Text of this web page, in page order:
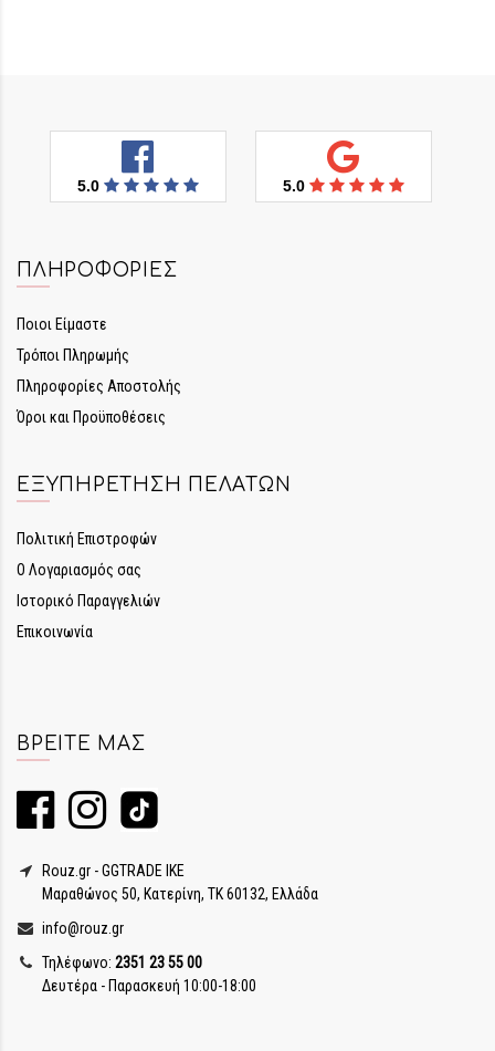
5.0 5.0
ΠΛΗΡΟΦΟΡΊΕΣ
Ποιοι Είμαστε
Τρόποι Πληρωμής
Πληροφορίες Αποστολής
Όροι και Προϋποθέσεις
ΕΞΥΠΗΡΈΤΗΣΗ ΠΕΛΑΤΏΝ
Πολιτική Επιστροφών
Ο Λογαριασμός σας
Ιστορικό Παραγγελιών
Επικοινωνία
ΒΡΕΊΤΕ ΜΑΣ
Rouz.gr - GGTRADE IKE
Μαραθώνος 50, Κατερίνη, ΤΚ 60132, Ελλάδα
info@rouz.gr
Τηλέφωνο: 2351 23 55 00
Δευτέρα - Παρασκευή 10:00-18:00